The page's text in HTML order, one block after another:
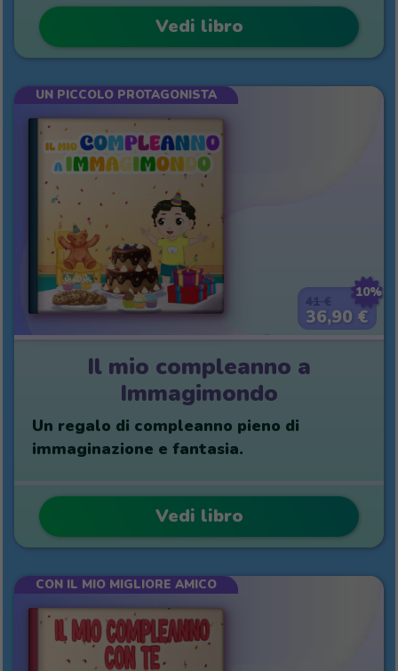
Vedi libro
10%
36,90 €
UN PICCOLO PROTAGONISTA
Il mio compleanno a
Immagimondo
Un regalo di compleanno pieno di
immaginazione e fantasia.
Vedi libro
CON IL MIO MIGLIORE AMICO